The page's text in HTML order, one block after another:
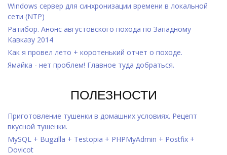
Windows cервер для синхронизации времени в локальной
сети (NTP)
Ратибор. Анонс августовского похода по Западному
Кавказу 2014
Как я провел лето + коротенький отчет о походе.
Ямайка - нет проблем! Главное туда добраться.
ПОЛЕЗНОСТИ
Приготовление тушенки в домашних условиях. Рецепт
вкусной тушенки.
MySQL + Bugzilla + Testopia + PHPMyAdmin + Postfix +
Dovicot